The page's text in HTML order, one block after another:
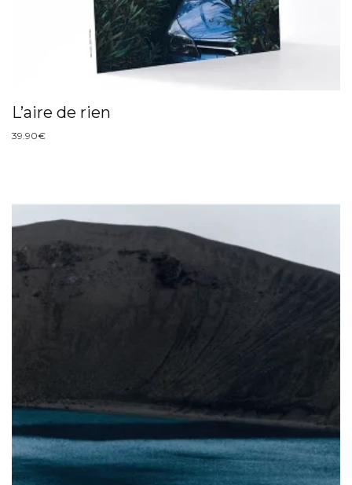
L’aire de rien
39.90€